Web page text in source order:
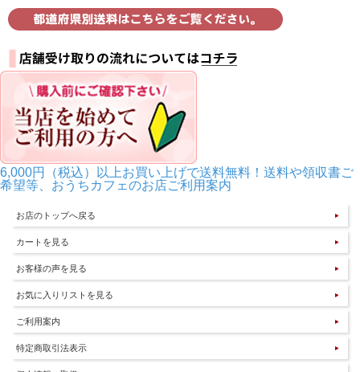
6,000円（税込）以上お買い上げで送料無料！送料や領収書ご
希望等、おうちカフェのお店ご利用案内
お店のトップへ戻る
カートを見る
お客様の声を見る
お気に入りリストを見る
ご利用案内
特定商取引法表示